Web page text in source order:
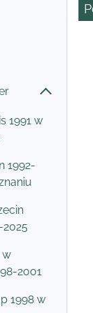
1991 w
1992-
w
2001
1998 w